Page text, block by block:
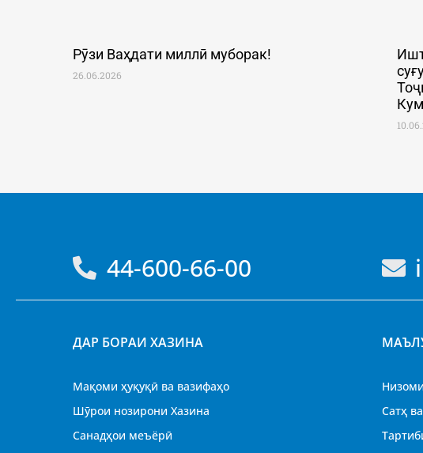
Рӯзи Ваҳдати миллӣ муборак!
26.06.2026
44-600-66-00
ДАР БОРАИ ХАЗИНА
Мақоми ҳуқуқӣ ва вазифаҳо
Шӯрои нозирони Хазина
Санадҳои меъёрӣ
Сатҳ